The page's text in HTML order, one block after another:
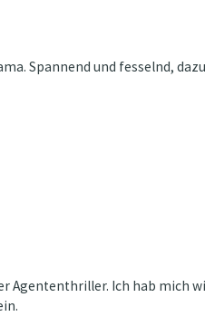
Spannend und fesselnd,
Agententhriller. Ich hab mich